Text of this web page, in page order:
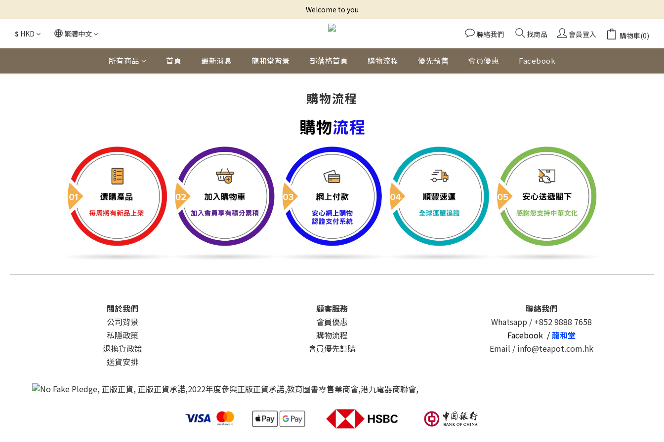
Welcome to you
$ HKD 繁體中文 聯絡我們 找商品 會員登入 購物車(0)
所有商品 首頁 最新消息 龍和堂背景 部落格首頁 購物流程 優先預售 會員優惠 Facebook
購物流程
關於我們
公司背景
私隱政策
退換貨政策
送貨安排
顧客服務
會員優惠
購物流程
會員優先訂購
聯絡我們
Whatsapp / +852 9888 7658
Facebook /龍和堂
Email / info@teapot.com.hk